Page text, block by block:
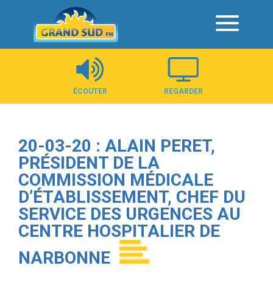
Panneau de gestion des cookies
ÉCOUTER REGARDER
20-03-20 : ALAIN PERET,
PRÉSIDENT DE LA
COMMISSION MÉDICALE
D’ÉTABLISSEMENT, CHEF DU
SERVICE DES URGENCES AU
CENTRE HOSPITALIER DE
NARBONNE